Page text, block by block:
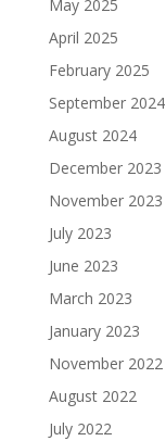
May 2025
April 2025
February 2025
September 2024
August 2024
December 2023
November 2023
July 2023
June 2023
March 2023
January 2023
November 2022
August 2022
July 2022